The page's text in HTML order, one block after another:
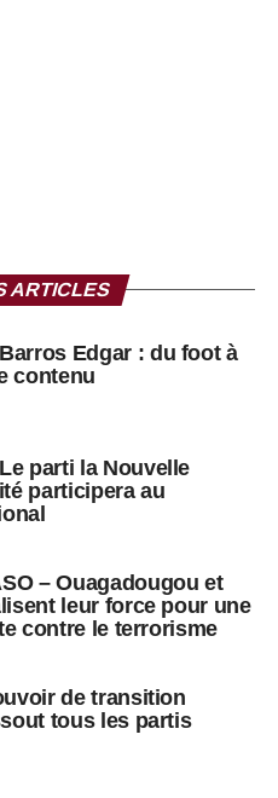
ARTICLES
Edgar : du foot à
contenu
parti la Nouvelle
participera au
– Ouagadougou et
leur force pour une
contre le terrorisme
de transition
tous les partis